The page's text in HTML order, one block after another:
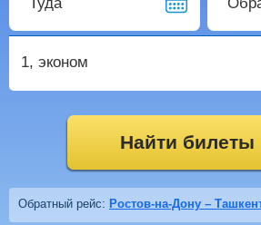
1, эконом
Найти билеты
Обратный рейс: Ростов-на-Дону –